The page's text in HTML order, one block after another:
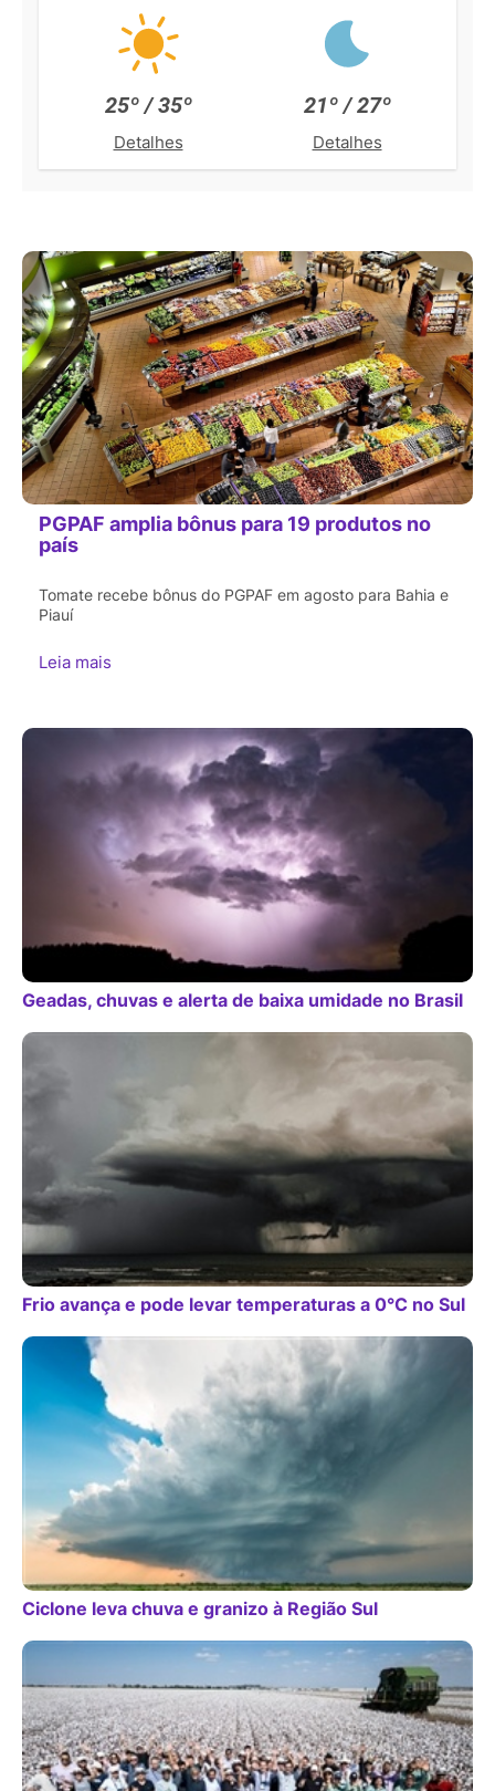
25º / 35º
Detalhes
21º / 27º
Detalhes
PGPAF amplia bônus para 19 produtos no
país
Tomate recebe bônus do PGPAF em agosto para Bahia e
Piauí
Leia mais
Geadas, chuvas e alerta de baixa umidade no Brasil
Frio avança e pode levar temperaturas a 0°C no Sul
Ciclone leva chuva e granizo à Região Sul